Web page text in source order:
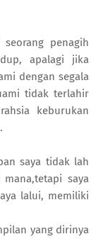
penagih
apalagi jika
dengan segala
tidak terlahir
keburukan
saya tidak lah
saya
lalui, memiliki
yang dirinya